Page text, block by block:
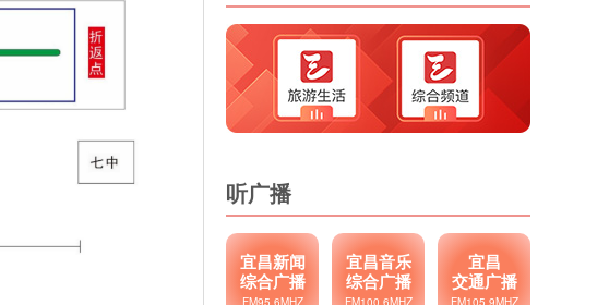
听广播
宜昌新闻
综合广播
FM95.6MHZ
宜昌音乐
综合广播
FM100.6MHZ
宜昌
交通广播
FM105.9MHZ